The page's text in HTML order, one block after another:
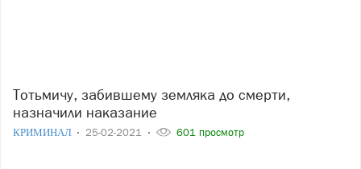
Тотьмичу, забившему земляка до смерти,
назначили наказание
КРИМИНАЛ 25-02-2021 601 просмотр